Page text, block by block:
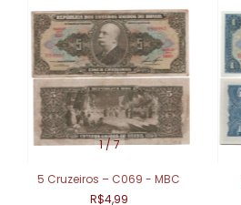
1/7
5 Cruzeiros – C069 - MBC
R$4,99